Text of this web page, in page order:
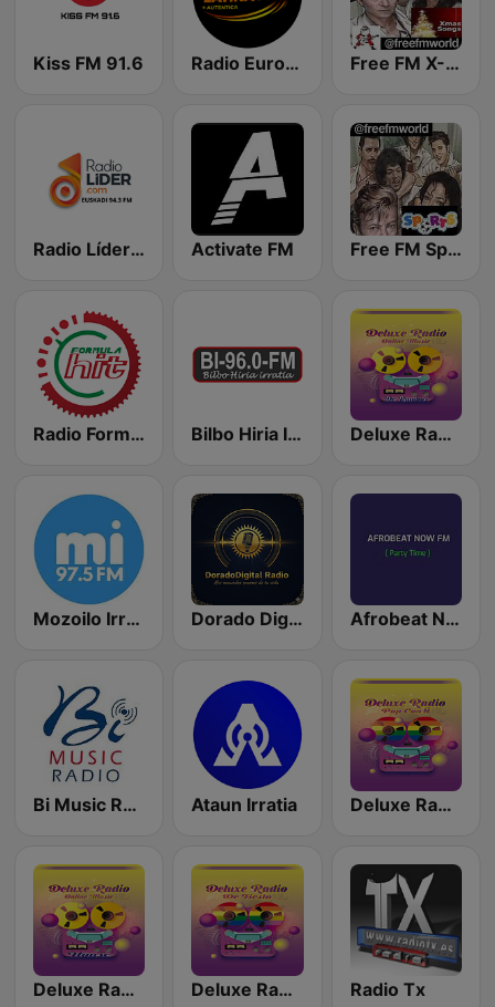
Kiss FM 91.6 Radio Eurolatina 98.4 FM Free FM X-Mas
Radio Líder Euskadi Activate FM Free FM Sports
Radio Formula Hit Castellón 98.3 FM Bilbo Hiria Irratia Deluxe Radio - De Rumbas
Mozoilo Irratia Dorado Digital Radio Afrobeat Now FM
Bi Music Radio Ataun Irratia Deluxe Radio - Pop Con Ñ
Deluxe Radio - House Deluxe Radio - De Fiesta Radio Tx